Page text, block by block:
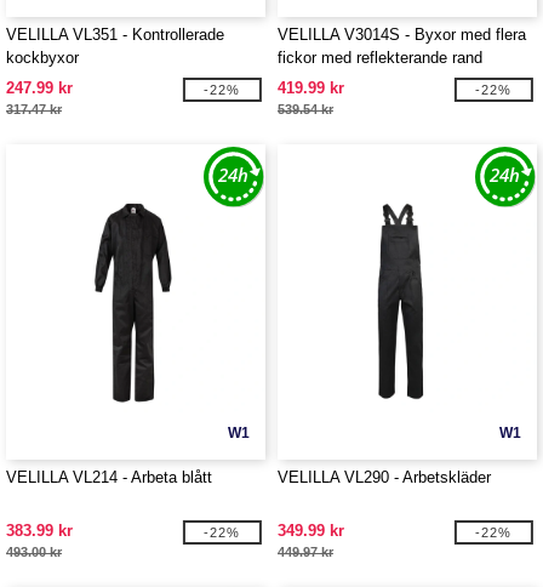
VELILLA VL351 - Kontrollerade
kockbyxor
247.99 kr
317.47 kr
-22%
VELILLA V3014S - Byxor med flera
fickor med reflekterande rand
419.99 kr
539.54 kr
-22%
W1
VELILLA VL214 - Arbeta blått
383.99 kr
493.00 kr
-22%
W1
VELILLA VL290 - Arbetskläder
349.99 kr
449.97 kr
-22%